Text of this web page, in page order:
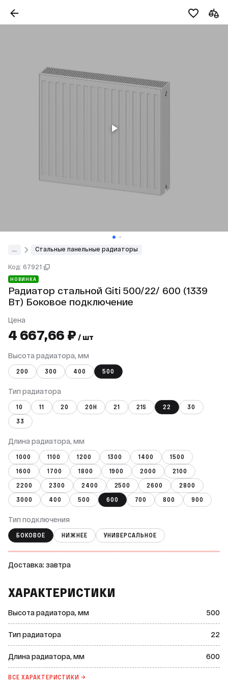
... Стальные панельные радиаторы
Код: 67921
НОВИНКА
Радиатор стальной Giti 500/22/ 600 (1339
Вт) Боковое подключение
Цена
4 667,66 ₽ / шт
Высота радиатора, мм
200 300 400 500
Тип радиатора
10 11 20 20Н 21 21S 22
30
33
Длина радиатора, мм
1000 1100 1200 1300 1400
1500
1600
1700 1800 1900 2000
2100
2200
2300 2400 2500 2600
2800
3000
400 500 600 700 800 900
Тип подключения
БОКОВОЕ НИЖНЕЕ УНИВЕРСАЛЬНОЕ
Доставка: завтра
ХАРАКТЕРИСТИКИ
Высота радиатора, мм 500
Тип радиатора 22
Длина радиатора, мм 600
ВСЕ ХАРАКТЕРИСТИКИ →